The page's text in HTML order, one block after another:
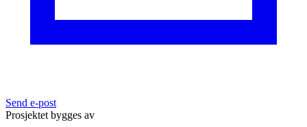
Send e-post
Prosjektet bygges av